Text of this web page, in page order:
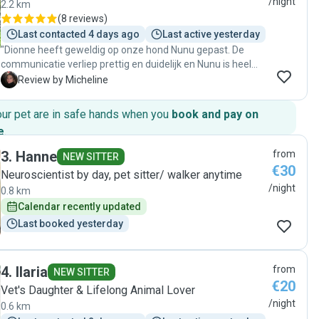
2.2 km
(8 reviews)
Last contacted 4 days ago
Last active yesterday
"Dionne heeft geweldig op onze hond Nunu gepast. De
communicatie verliep prettig en duidelijk en Nunu is heel
goed verzorgd. We kregen tijdens de oppasperiode
zouden Dionne zeker aanbevelen en laten Nunu met een
gerust hart nog eens bij haar logeren!"
M Review by Micheline
pet are in safe hands when you book and pay on
.
3. Hanne NEW SITTER
Neuroscientist by day, pet sitter/ walker anytime
0.8 km
Calendar recently updated
Last booked yesterday
from
€30
/night
4. Ilaria NEW SITTER
Vet's Daughter & Lifelong Animal Lover
0.6 km
from
€20
/night